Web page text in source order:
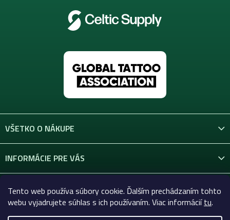
Tento web používa súbory cookie. Ďalším prechádzaním tohto
webu vyjadrujete súhlas s ich používaním. Viac informáciítu.
ý
p
s
VŠETKO O NÁKUPE
INFORMÁCIE PRE VÁS
KONTAKT